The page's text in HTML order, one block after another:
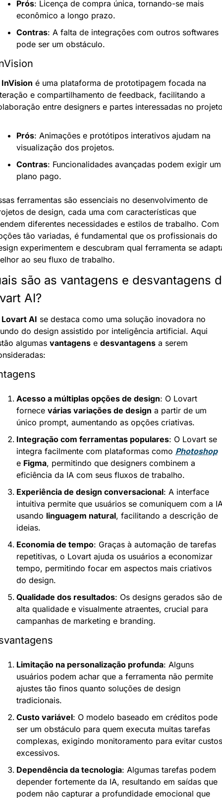
Prós: Licença de compra única, tornando-se mais
econômico a longo prazo.
Contras: A falta de integrações com outros softwares
pode ser um obstáculo.
InVision é uma plataforma de prototipagem focada na
e compartilhamento de feedback, facilitando a
entre designers e partes interessadas no
Prós: Animações e protótipos interativos ajudam na
visualização dos projetos.
Contras: Funcionalidades avançadas podem exigir um
plano pago.
ferramentas são essenciais no desenvolvimento de
de design, cada uma com características que
diferentes necessidades e estilos de trabalho. Com
tão variadas, é fundamental que os profissionais do
experimentem e descubram qual ferramenta se
ao seu fluxo de trabalho.
são as vantagens e desvantagens
AI?
Lovart AI se destaca como uma solução inovadora no
do design assistido por inteligência artificial. Aqui
algumas vantagens e desvantagens a serem
Acesso a múltiplas opções de design: O Lovart
fornece várias variações de design a partir de um
único prompt, aumentando as opções criativas.
Integração com ferramentas populares: O Lovart se
integra facilmente com plataformas como Photoshop
e Figma, permitindo que designers combinem a
eficiência da IA com seus fluxos de trabalho.
Experiência de design conversacional: A interface
intuitiva permite que usuários se comuniquem com a
usando linguagem natural, facilitando a descrição de
ideias.
Economia de tempo: Graças à automação de tarefas
repetitivas, o Lovart ajuda os usuários a economizar
tempo, permitindo focar em aspectos mais criativos
do design.
Qualidade dos resultados: Os designs gerados são de
alta qualidade e visualmente atraentes, crucial para
campanhas de marketing e branding.
Limitação na personalização profunda: Alguns
usuários podem achar que a ferramenta não permite
ajustes tão finos quanto soluções de design
tradicionais.
Custo variável: O modelo baseado em créditos pode
ser um obstáculo para quem executa muitas tarefas
complexas, exigindo monitoramento para evitar custos
excessivos.
Dependência da tecnologia: Algumas tarefas podem
depender fortemente da IA, resultando em saídas que
podem não capturar a profundidade emocional que